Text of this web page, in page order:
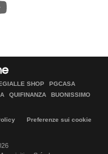
SHOP
PGCASA
QUIFINANZA
BUONISSIMO
Preferenze sui cookie